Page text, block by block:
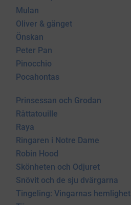
Mulan
Oliver & gänget
Önskan
Peter Pan
Pinocchio
Pocahontas
Prinsessan och Grodan
Råttatouille
Raya
Ringaren i Notre Dame
Robin Hood
Skönheten och Odjuret
Snövit och de sju dvärgarna
Tingeling: Vingarnas hemlighet